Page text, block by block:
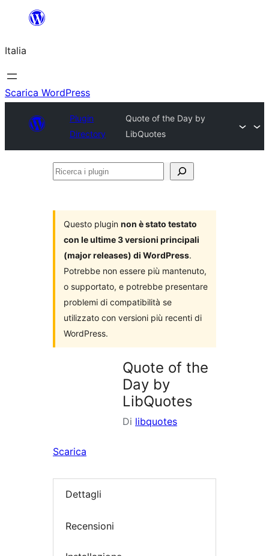
contenuto
Italia
Scarica WordPress
Plugin
Directory
Quote of the Day by
LibQuotes
Ricerca
Questo plugin non è stato testato
con le ultime 3 versioni principali
(major releases) di WordPress.
Potrebbe non essere più mantenuto,
o supportato, e potrebbe presentare
problemi di compatibilità se
utilizzato con versioni più recenti di
WordPress.
Quote of the
Day by
LibQuotes
Di libquotes
Scarica
Dettagli
Recensioni